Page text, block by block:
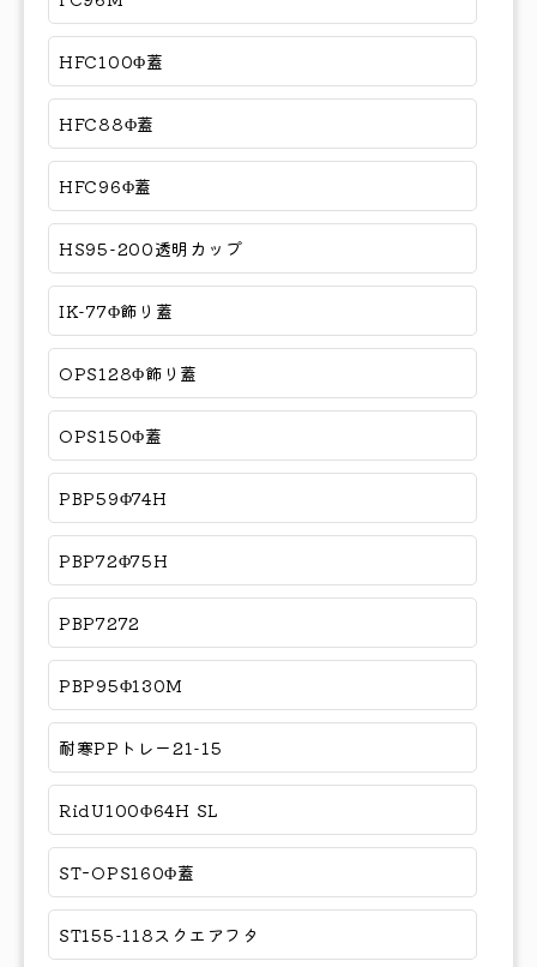
HFC100Φ蓋
HFC88Φ蓋
HFC96Φ蓋
HS95-200透明カップ
IK-77Φ飾り蓋
OPS128Φ飾り蓋
OPS150Φ蓋
PBP59Φ74H
PBP72Φ75H
PBP7272
PBP95Φ130M
耐寒PPトレー21-15
RidU100Φ64H SL
STｰOPS160Φ蓋
ST155-118スクエアフタ